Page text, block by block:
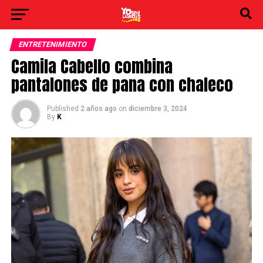
ENTRETENIMIENTO
Camila Cabello combina
pantalones de pana con chaleco
Published 2 años ago on diciembre 3, 2024
By K